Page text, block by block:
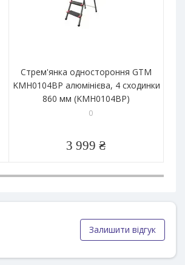
Стрем'янка одностороння GTM
KMH0104BP алюмінієва, 4 сходинки
860 мм (KMH0104BP)
0
3 999 ₴
Залишити відгук